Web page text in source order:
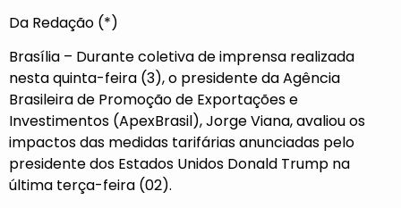
Da Redação (*)
Brasília – Durante coletiva de imprensa realizada
nesta quinta-feira (3), o presidente da Agência
Brasileira de Promoção de Exportações e
Investimentos (ApexBrasil), Jorge Viana, avaliou os
impactos das medidas tarifárias anunciadas pelo
presidente dos Estados Unidos Donald Trump na
última terça-feira (02).